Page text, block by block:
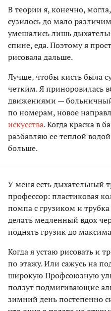
В теории я, конечно,
сузилось до мало
умещались лишь
спине, еда. Поэтому я
рисовала дальше.
Лучше, чтобы кисть была
четким. Я приноровилась
движениями —
по номерам, новое
искусства. Когда краска в
разбавляю ее теплой
больше.
У меня есть дыхательный
профессор: пластиковая
помпа с грузиком и
делать медленный вдох
поднять грузик до
Когда я устаю рисовать и
по этажу. Или сажусь на
широкую Профсоюзную
ползут подмигивающие
зимний день постепенно